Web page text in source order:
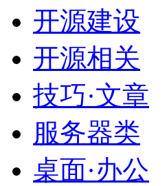
开源建设
开源相关
技巧·文章
服务器类
桌面·办公